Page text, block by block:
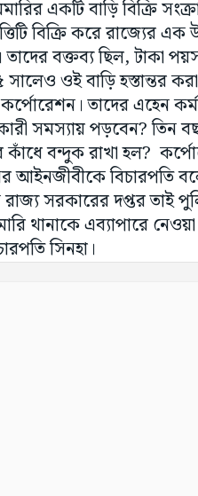
একটি বাড়ি বিক্রি
বিক্রি করে রাজ্যের এক
বক্তব্য ছিল, টাকা
ওই বাড়ি হস্তান্তর
তাদের এহেন
সমস্যায় পড়বেন?
কাঁধে বন্দুক রাখা হল?
আইনজীবীকে বিচারপতি
সরকারের দপ্তর তাই
থানাকে এব্যাপারে
সিনহা।